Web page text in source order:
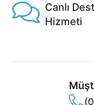
Canlı
Hizmeti